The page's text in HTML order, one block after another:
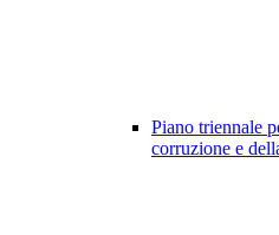
Piano triennale
corruzione e